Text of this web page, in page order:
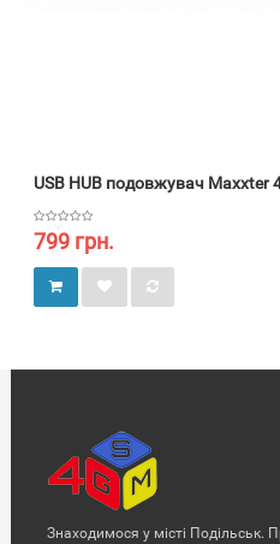
USB HUB подовжувач Maxxter
799 грн.
Знаходимося у місті Подільськ.